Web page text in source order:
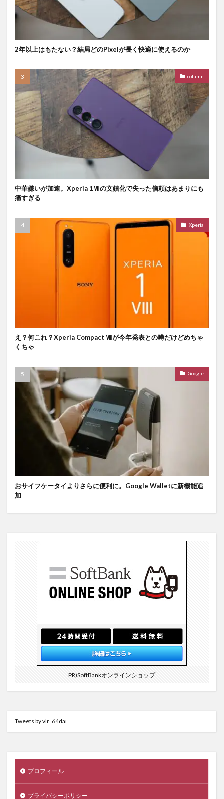
2年以上はもたない？結局どのPixelが長く快適に使えるのか
column
中華嫌いが加速。Xperia 1Ⅶの文鎮化で失った信頼はあまりにも
痛すぎる
Xperia
え？何これ？Xperia Compact Ⅷが今年発表との噂だけどめちゃ
くちゃ
Google
おサイフケータイよりさらに便利に。Google Walletに新機能追
加
PR)SoftBankオンラインショップ
Tweets by vlr_64dai
プロフィール
プライバシーポリシー